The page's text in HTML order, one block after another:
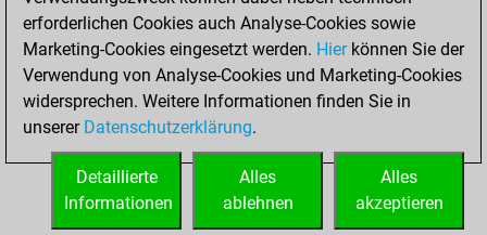
Unterverwandlungen
Türme auf der siebten
0
STARTSEITE
erforderlichen Cookies auch Analyse-Cookies sowie
Marketing-Cookies eingesetzt werden. Hierkönnen Sie der
Verwendung von Analyse-Cookies und Marketing-Cookies
widersprechen. Weitere Informationen finden Sie in
unserer Datenschutzerklärung.
Alles
akzeptieren
Alles
ablehnen
Detaillierte
Informationen